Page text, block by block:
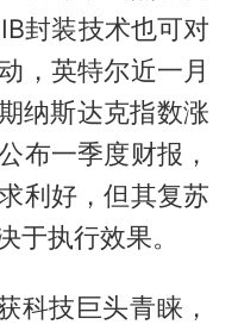
封装技术也可对
，英特尔近一月
纳斯达克指数涨
布一季度财报，
利好，但其复苏
于执行效果。
科技巨头青睐，